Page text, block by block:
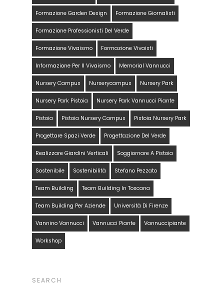
Formazione Garden Design Formazione Giornalisti
Formazione Professionisti Del Verde
Formazione Vivaismo Formazione Vivaisti
Informazione Per Il Vivaismo Memorial Vannucci
Nursery Campus Nurserycampus Nursery Park
Nursery Park Pistoia Nursery Park Vannucci Piante
Pistoia Pistoia Nursery Campus Pistoia Nursery Park
Progettare Spazi Verde Progettazione Del Verde
Realizzare Giardini Verticali Soggiornare A Pistoia
Sostenibile Sostenibilità Stefano Pezzato
Team Building Team Building In Toscana
Team Building Per Aziende Università Di Firenze
Vannino Vannucci Vannucci Piante Vannuccipiante
Workshop
SEARCH